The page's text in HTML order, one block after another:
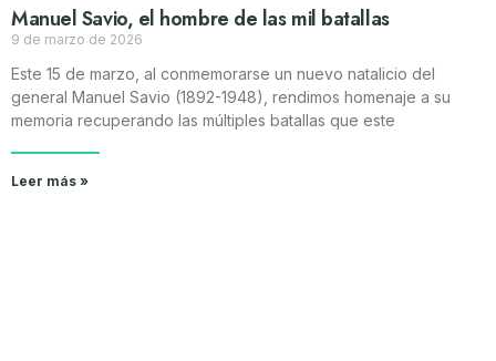
Manuel Savio, el hombre de las mil batallas
9 de marzo de 2026
Este 15 de marzo, al conmemorarse un nuevo natalicio del
general Manuel Savio (1892-1948), rendimos homenaje a su
memoria recuperando las múltiples batallas que este
Leer más »